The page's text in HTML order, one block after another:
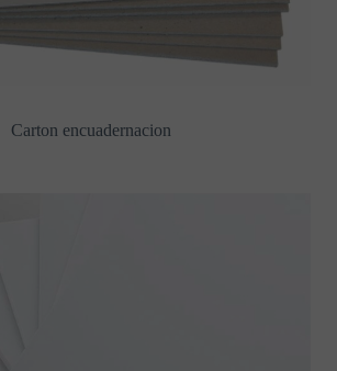
Carton encuadernacion